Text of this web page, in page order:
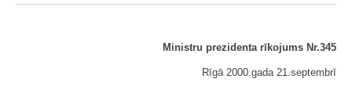
Ministru prezidenta rīkojums Nr.345
Rīgā 2000.gada 21.septembrī